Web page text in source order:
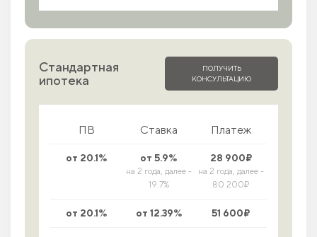
Стандартная
ипотека
ПОЛУЧИТЬ
КОНСУЛЬТАЦИЮ
ПВ Ставка Платеж
от 20.1% от 5.9%
на 2 года, далее -
19.7%
28 900₽
на 2 года, далее -
80 200₽
от 20.1% от 12.39% 51 600₽